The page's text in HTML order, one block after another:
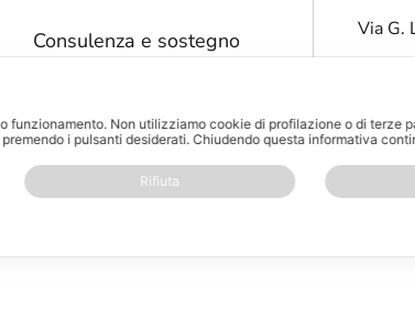
Consulenza e sostegno
Scopri di più
Via G.
+39
funzionamento. Non utilizziamo cookie di profilazione o di terze
i pulsanti desiderati.Chiudendo questa informativa
Rifiuta